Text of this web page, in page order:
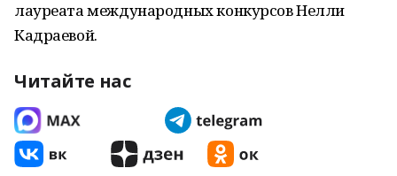
лауреата международных конкурсов Нелли
Кадраевой.
Читайте нас